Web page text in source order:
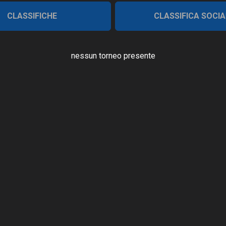
CLASSIFICHE CLASSIFICA
nessun torneo presente